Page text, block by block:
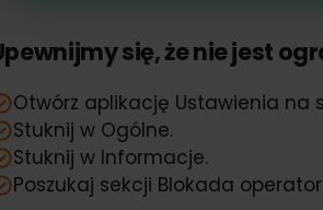
Upewnijmy się, że nie jest
Otwórz aplikację Ustawienia